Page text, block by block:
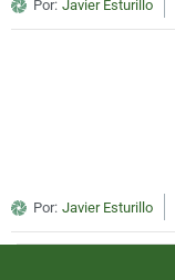
Por: Javier Esturillo
Por: Javier Esturillo